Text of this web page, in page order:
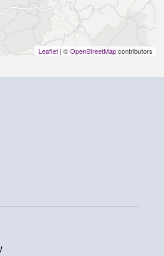
Leaflet | ©OpenStreetMapcontributors